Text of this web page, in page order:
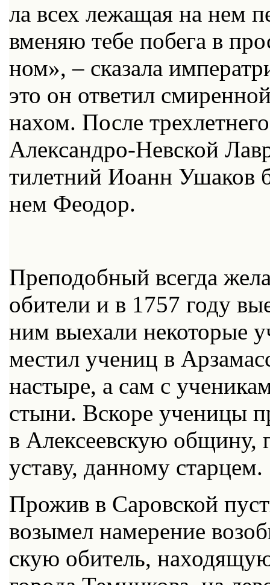
ла всех ле­жа­щая на нем
вме­няю те­бе по­бе­га в
ном», – ска­за­ла
это он от­ве­тил
на­хом. По­сле
Алек­сан­дро-Нев­ской
ти­лет­ний Иоанн Уша­ков
нем Фе­о­дор.
Пре­по­доб­ный все­гда
оби­те­ли и в 1757 го­ду
ним вы­еха­ли неко­то­рые
ме­стил уче­ниц в
на­сты­ре, а сам с
сты­ни. Вско­ре уче­ни­цы
в Алек­се­ев­скую об­щи­ну,
уста­ву, дан­но­му стар­цем.
Про­жив в Са­ров­ской
возы­мел на­ме­ре­ние
скую оби­тель,